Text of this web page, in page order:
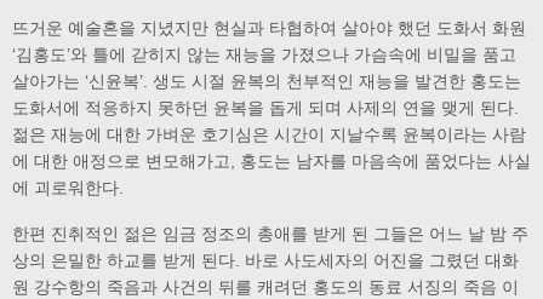
뜨거운 예술혼을 지녔지만 현실과 타협하여 살아야 했던 도화서 화원
‘김홍도’와 틀에 갇히지 않는 재능을 가졌으나 가슴속에 비밀을 품고
살아가는 ‘신윤복’. 생도 시절 윤복의 천부적인 재능을 발견한 홍도는
도화서에 적응하지 못하던 윤복을 돕게 되며 사제의 연을 맺게 된다.
젊은 재능에 대한 가벼운 호기심은 시간이 지날수록 윤복이라는 사람
에 대한 애정으로 변모해가고, 홍도는 남자를 마음속에 품었다는 사실
에 괴로워한다.
한편 진취적인 젊은 임금 정조의 총애를 받게 된 그들은 어느 날 밤 주
상의 은밀한 하교를 받게 된다. 바로 사도세자의 어진을 그렸던 대화
원 강수항의 죽음과 사건의 뒤를 캐려던 홍도의 동료 서징의 죽음 이